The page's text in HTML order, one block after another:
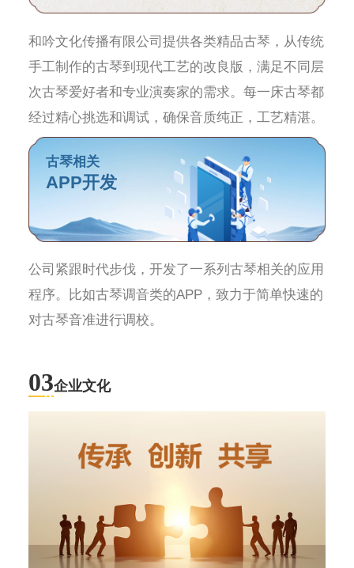
和吟文化传播有限公司提供各类精品古琴，从传统
手工制作的古琴到现代工艺的改良版，满足不同层
次古琴爱好者和专业演奏家的需求。每一床古琴都
经过精心挑选和调试，确保音质纯正，工艺精湛。
古琴相关
APP开发
公司紧跟时代步伐，开发了一系列古琴相关的应用
程序。比如古琴调音类的APP，致力于简单快速的
对古琴音准进行调校。
03企业文化